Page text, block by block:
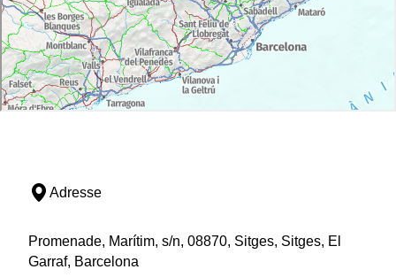
Adresse
Promenade, Marítim, s/n, 08870, Sitges, Sitges, El
Garraf, Barcelona